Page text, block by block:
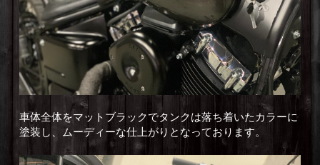
車体全体をマットブラックでタンクは落ち着いたカラーに
塗装し、ムーディーな仕上がりとなっております。